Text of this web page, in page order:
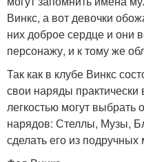
Винкс, а вот девочки
них доброе сердце и они
персонажу, и к тому же
Так как в клубе Винкс
свои наряды практически
легкостью могут
нарядов: Стеллы, Музы,
сделать его из